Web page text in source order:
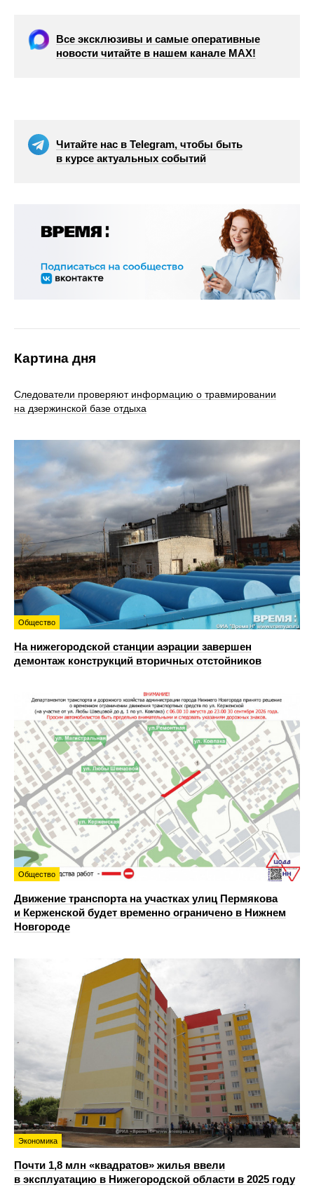
Все эксклюзивы и самые оперативные
новости читайте в нашем канале МАХ!
Читайте нас в Telegram, чтобы быть
в курсе актуальных событий
Картина дня
Следователи проверяют информацию о травмировании
на дзержинской базе отдыха
Общество
На нижегородской станции аэрации завершен
демонтаж конструкций вторичных отстойников
Общество
Движение транспорта на участках улиц Пермякова
и Керженской будет временно ограничено в Нижнем
Новгороде
Экономика
Почти 1,8 млн «квадратов» жилья ввели
в эксплуатацию в Нижегородской области в 2025 году